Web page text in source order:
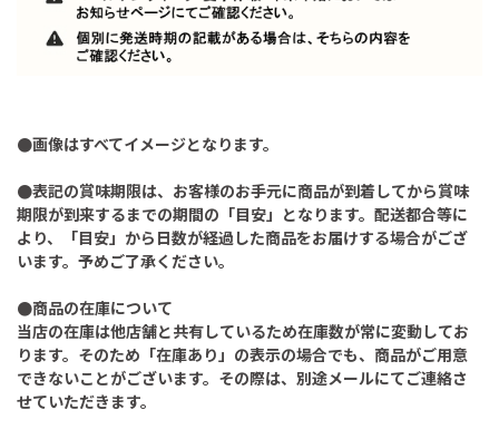
●画像はすべてイメージとなります。
●表記の賞味期限は、お客様のお手元に商品が到着してから賞味
期限が到来するまでの期間の「目安」となります。配送都合等に
より、「目安」から日数が経過した商品をお届けする場合がござ
います。予めご了承ください。
●商品の在庫について
当店の在庫は他店舗と共有しているため在庫数が常に変動してお
ります。そのため「在庫あり」の表示の場合でも、商品がご用意
できないことがございます。その際は、別途メールにてご連絡さ
せていただきます。